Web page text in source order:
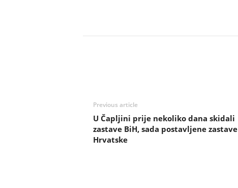
Previous article
U Čapljini prije nekoliko dana skidali
zastave BiH, sada postavljene zastave
Hrvatske